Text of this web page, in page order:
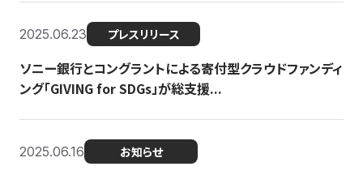
2025.06.23 プレスリリース
ソニー銀行とコングラントによる寄付型クラウドファンディ
ング「GIVING for SDGs」が総支援...
2025.06.16 お知らせ